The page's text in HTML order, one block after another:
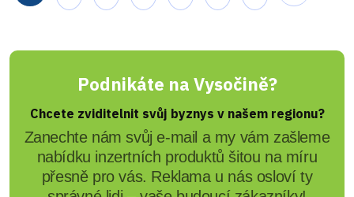
Podnikáte na Vysočině?
Chcete zviditelnit svůj byznys v našem regionu?
Zanechte nám svůj e-mail a my vám zašleme
nabídku inzertních produktů šitou na míru
přesně pro vás. Reklama u nás osloví ty